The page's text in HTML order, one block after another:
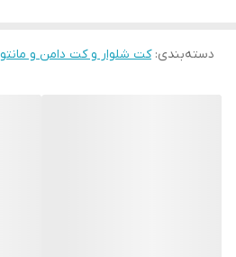
دسته‌بندی:کت شلوار و کت دامن و مانتو